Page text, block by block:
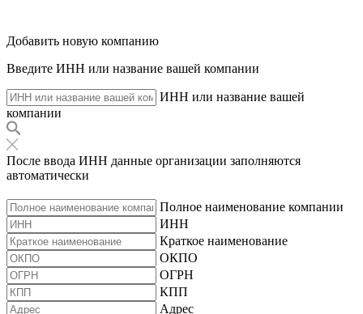
Добавить новую компанию
Введите ИНН или название вашей компании
ИНН или название вашей
компании
После ввода ИНН данные организации заполняются
автоматически
Полное наименование компании
ИНН
Краткое наименование
ОКПО
ОГРН
КПП
Адрес